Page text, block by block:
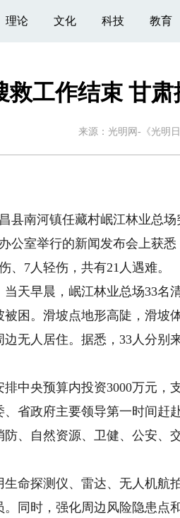
理论 文化 科技 教育
救工作结束 甘
来源： 光明网-《光明日
南河镇任藏村岷江林业总场
公室举行的新闻发布会上获
、7人轻伤，共有21人遇难。
早晨，岷江林业总场33名
困。滑坡点地形高陡，滑坡
无人居住。据悉，33人分别
央预算内投资3000万元，
省政府主要领导第一时间赶
、自然资源、卫健、公安、
探测仪、雷达、无人机航
同时，强化周边风险隐患点